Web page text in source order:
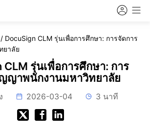
/ DocuSign CLM รุ่นเพื่อการศึกษา: การจัดการ
ยาลัย
CLM รุ่นเพื่อการศึกษา: การ
ญาพนักงานมหาวิทยาลัย
2026-03-04 3 นาที